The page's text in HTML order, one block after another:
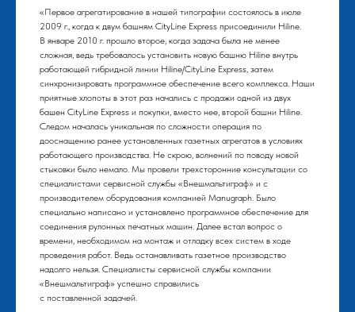
«Первое агрегатирование в нашей типографии состоялось в июле
2009 г., когда к двум башням CityLine Express присоединили Hiline.
В январе 2010 г. прошло второе, когда задача была не менее
сложная, ведь требовалось установить новую башню Hiline внутрь
работающей гибридной линии Hiline/CityLine Express, затем
синхронизировать программное обеспечение всего комплекса. Наши
приятные хлопоты в этот раз начались с продажи одной из двух
башен CityLine Express и покупки, вместо нее, второй башни Hiline.
Следом началась уникальная по сложности операция по
дооснащению ранее установленных газетных агрегатов в условиях
работающего производства. Не скрою, волнений по поводу новой
стыковки было немало. Мы провели трехсторонние консультации со
специалистами сервисной службы «Внешмальтиграф» и с
производителем оборудования компанией Manugraph. Было
специально написано и установлено программное обеспечение для
соединения рулонных печатных машин. Далее встал вопрос о
времени, необходимом на монтаж и отладку всех систем в ходе
проведения работ. Ведь останавливать газетное производство
надолго нельзя. Специалисты сервисной службы компании
«Внешмальтиграф» успешно справились
с поставленной задачей.